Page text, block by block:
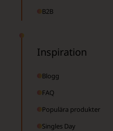
B2B
Inspiration
Blogg
FAQ
Populära produkter
Singles Day